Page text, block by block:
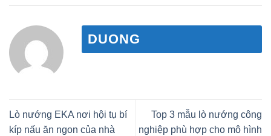
DUONG
Lò nướng EKA nơi hội tụ bí
kíp nấu ăn ngon của nhà
Top 3 mẫu lò nướng công
nghiệp phù hợp cho mô hình